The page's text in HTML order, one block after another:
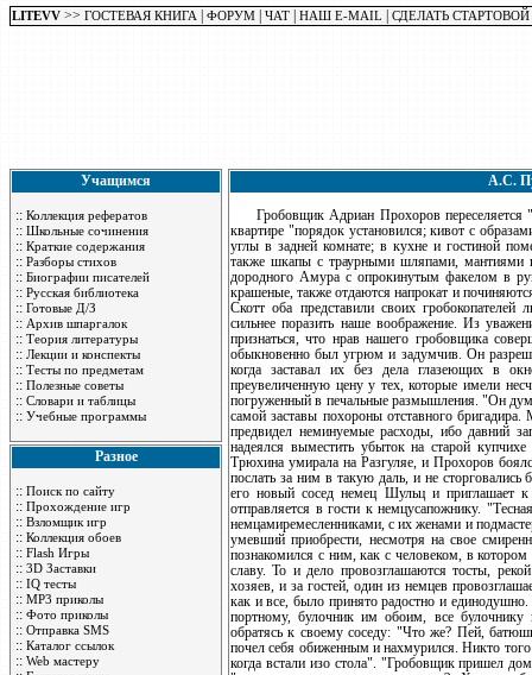
LITEVV >> ГОСТЕВАЯ КНИГА ФОРУМ ЧАТ НАШ E-MAIL СДЕЛАТЬ СТАРТОВОЙ
Учащимся
:: Коллекция рефератов
:: Школьные сочинения
:: Краткие содержания
:: Разборы стихов
:: Биографии писателей
:: Русская библиотека
:: Готовые Д/З
:: Архив шпаргалок
:: Теория литературы
:: Лекции и конспекты
:: Тесты по предметам
:: Полезные советы
:: Словари и таблицы
:: Учебные программы
Разное
:: Поиск по сайту
:: Прохождение игр
:: Взломщик игр
:: Коллекция обоев
:: Flash Игры
:: 3D Заставки
:: IQ тесты
:: MP3 приколы
:: Фото приколы
:: Отправка SMS
:: Каталог ссылок
:: Web мастеру
А.С.
Гробовщик Адриан Прохоров переселяется
квартире "порядок установился; кивот с
углы в задней комнате; в кухне и гостиной
также шкапы с траурными шляпами, мантиями
дородного Амура с опрокинутым факелом в
крашеные, также отдаются напрокат и
Скотт оба представили своих
сильнее поразить наше воображение. Из
признаться, что нрав нашего гробовщика
обыкновенно был угрюм и задумчив. Он
когда заставал их без дела глазеющих в
преувеличенную цену у тех, которые имели
погруженный в печальные размышления. "Он
самой заставы похороны отставного
предвидел неминуемые расходы, ибо давний
надеялся выместить убыток на старой
Трюхина умирала на Разгуляе, и Прохоров
послать за ним в такую даль, и не
его новый сосед немец Шульц и приглашает
отправляется в гости к немцусапожнику.
немцамиремесленниками, с их женами и
умевший приобрести, несмотря на свое
познакомился с ним, как с человеком, в
славу. То и дело провозглашаются тосты,
хозяев, и за гостей, один из немцев
как и все, было принято радостно и
портному, булочник им обоим, все
обратясь к своему соседу: "Что же? Пей,
почел себя обиженным и нахмурился. Никто того
когда встали изо стола". "Гробовщик пришел